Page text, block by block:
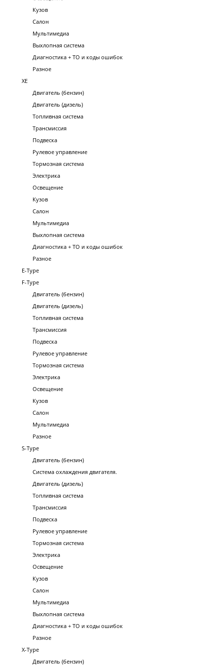
Кузов
Салон
Мультимедиа
Выхлопная система
Диагностика + ТО и коды ошибок
Разное
XE
Двигатель (бензин)
Двигатель (дизель)
Топливная система
Трансмиссия
Подвеска
Рулевое управление
Тормозная система
Электрика
Освещение
Кузов
Салон
Мультимедиа
Выхлопная система
Диагностика + ТО и коды ошибок
Разное
E-Type
F-Type
Двигатель (бензин)
Двигатель (дизель)
Топливная система
Трансмиссия
Подвеска
Рулевое управление
Тормозная система
Электрика
Освещение
Кузов
Салон
Мультимедиа
Разное
S-Type
Двигатель (бензин)
Система охлаждения двигателя.
Двигатель (дизель)
Топливная система
Трансмиссия
Подвеска
Рулевое управление
Тормозная система
Электрика
Освещение
Кузов
Салон
Мультимедиа
Выхлопная система
Диагностика + ТО и коды ошибок
Разное
X-Type
Двигатель (бензин)